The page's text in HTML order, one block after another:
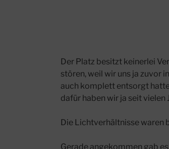
Der Platz besitzt keinerlei
stören, weil wir uns ja zuvor
auch komplett entsorgt
dafür haben wir ja seit vielen
Die Lichtverhältnisse waren
Gerade angekommen gab